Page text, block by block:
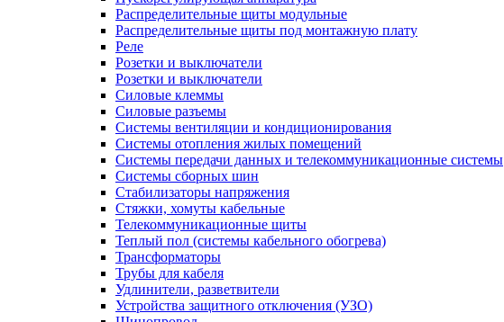
Распределительные щиты модульные
Распределительные щиты под монтажную плату
Реле
Розетки и выключатели
Розетки и выключатели
Силовые клеммы
Силовые разъемы
Системы вентиляции и кондиционирования
Системы отопления жилых помещений
Системы передачи данных и телекоммуникационные системы
Системы сборных шин
Стабилизаторы напряжения
Стяжки, хомуты кабельные
Телекоммуникационные щиты
Теплый пол (системы кабельного обогрева)
Трансформаторы
Трубы для кабеля
Удлинители, разветвители
Устройства защитного отключения (УЗО)